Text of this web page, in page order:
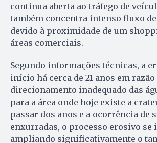
continua aberta ao tráfego de
também concentra intenso fluxo
devido à proximidade de um
áreas comerciais.
Segundo informações técnicas, a
início há cerca de 21 anos em razão
direcionamento inadequado das
para a área onde hoje existe a
passar dos anos e a ocorrência de
enxurradas, o processo erosivo se
ampliando significativamente o